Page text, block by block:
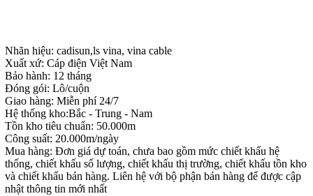
Nhãn hiệu: cadisun,ls vina, vina cable
Xuất xứ: Cáp điện Việt Nam
Bảo hành: 12 tháng
Đóng gói: Lô/cuộn
Giao hàng: Miễn phí 24/7
Hệ thống kho:Bắc - Trung - Nam
Tồn kho tiêu chuẩn: 50.000m
Công suất: 20.000m/ngày
Mua hàng: Đơn giá dự toán, chưa bao gồm mức chiết khấu hệ
thống, chiết khấu số lượng, chiết khấu thị trường, chiết khấu tồn kho
và chiết khấu bán hàng. Liên hệ với bộ phận bán hàng để được cập
nhật thông tin mới nhất